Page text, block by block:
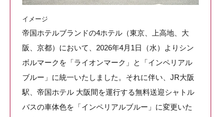
帝国ホテルブランドの4ホテル（東京、上高地、大
阪、京都）において、2026年4月1日（水）よりシン
ボルマークを「ライオンマーク」と「インペリアル
ブルー」に統一いたしました。それに伴い、JR大阪
駅、帝国ホテル 大阪間を運行する無料送迎シャトル
バスの車体色を「インペリアルブルー」に変更いた
イメージ